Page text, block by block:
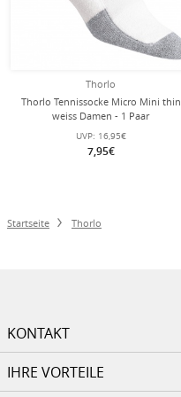
Thorlo
Thorlo Tennissocke Micro Mini thin
weiss Damen - 1 Paar
UVP: 16,95€
7,95€
Startseite Thorlo
KONTAKT
IHRE VORTEILE